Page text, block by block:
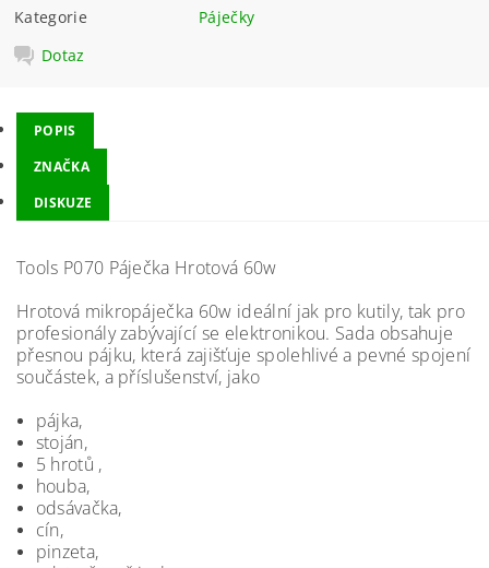
Kategorie
Páječky
Dotaz
POPIS
ZNAČKA
DISKUZE
Tools P070 Páječka Hrotová 60w
Hrotová mikropáječka 60w ideální jak pro kutily, tak pro
profesionály zabývající se elektronikou. Sada obsahuje
přesnou pájku, která zajišťuje spolehlivé a pevné spojení
součástek, a příslušenství, jako
pájka,
stoján,
5 hrotů ,
houba,
odsávačka,
cín,
pinzeta,